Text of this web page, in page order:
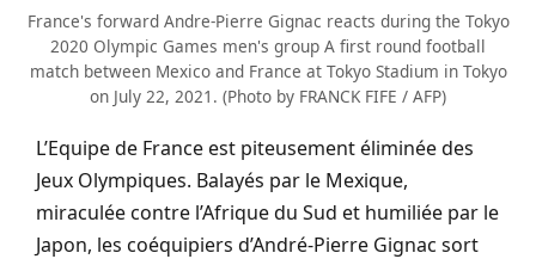
France's forward Andre-Pierre Gignac reacts during the Tokyo
2020 Olympic Games men's group A first round football
match between Mexico and France at Tokyo Stadium in Tokyo
on July 22, 2021. (Photo by FRANCK FIFE / AFP)
L’Equipe de France est piteusement éliminée des
Jeux Olympiques. Balayés par le Mexique,
miraculée contre l’Afrique du Sud et humiliée par le
Japon, les coéquipiers d’André-Pierre Gignac sort